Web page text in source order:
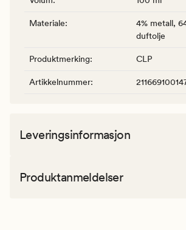
Materiale:
4% metall,
duftolje
Produktmerking: CLP
Artikkelnummer:
Leveringsinformasjon
Produktanmeldelser